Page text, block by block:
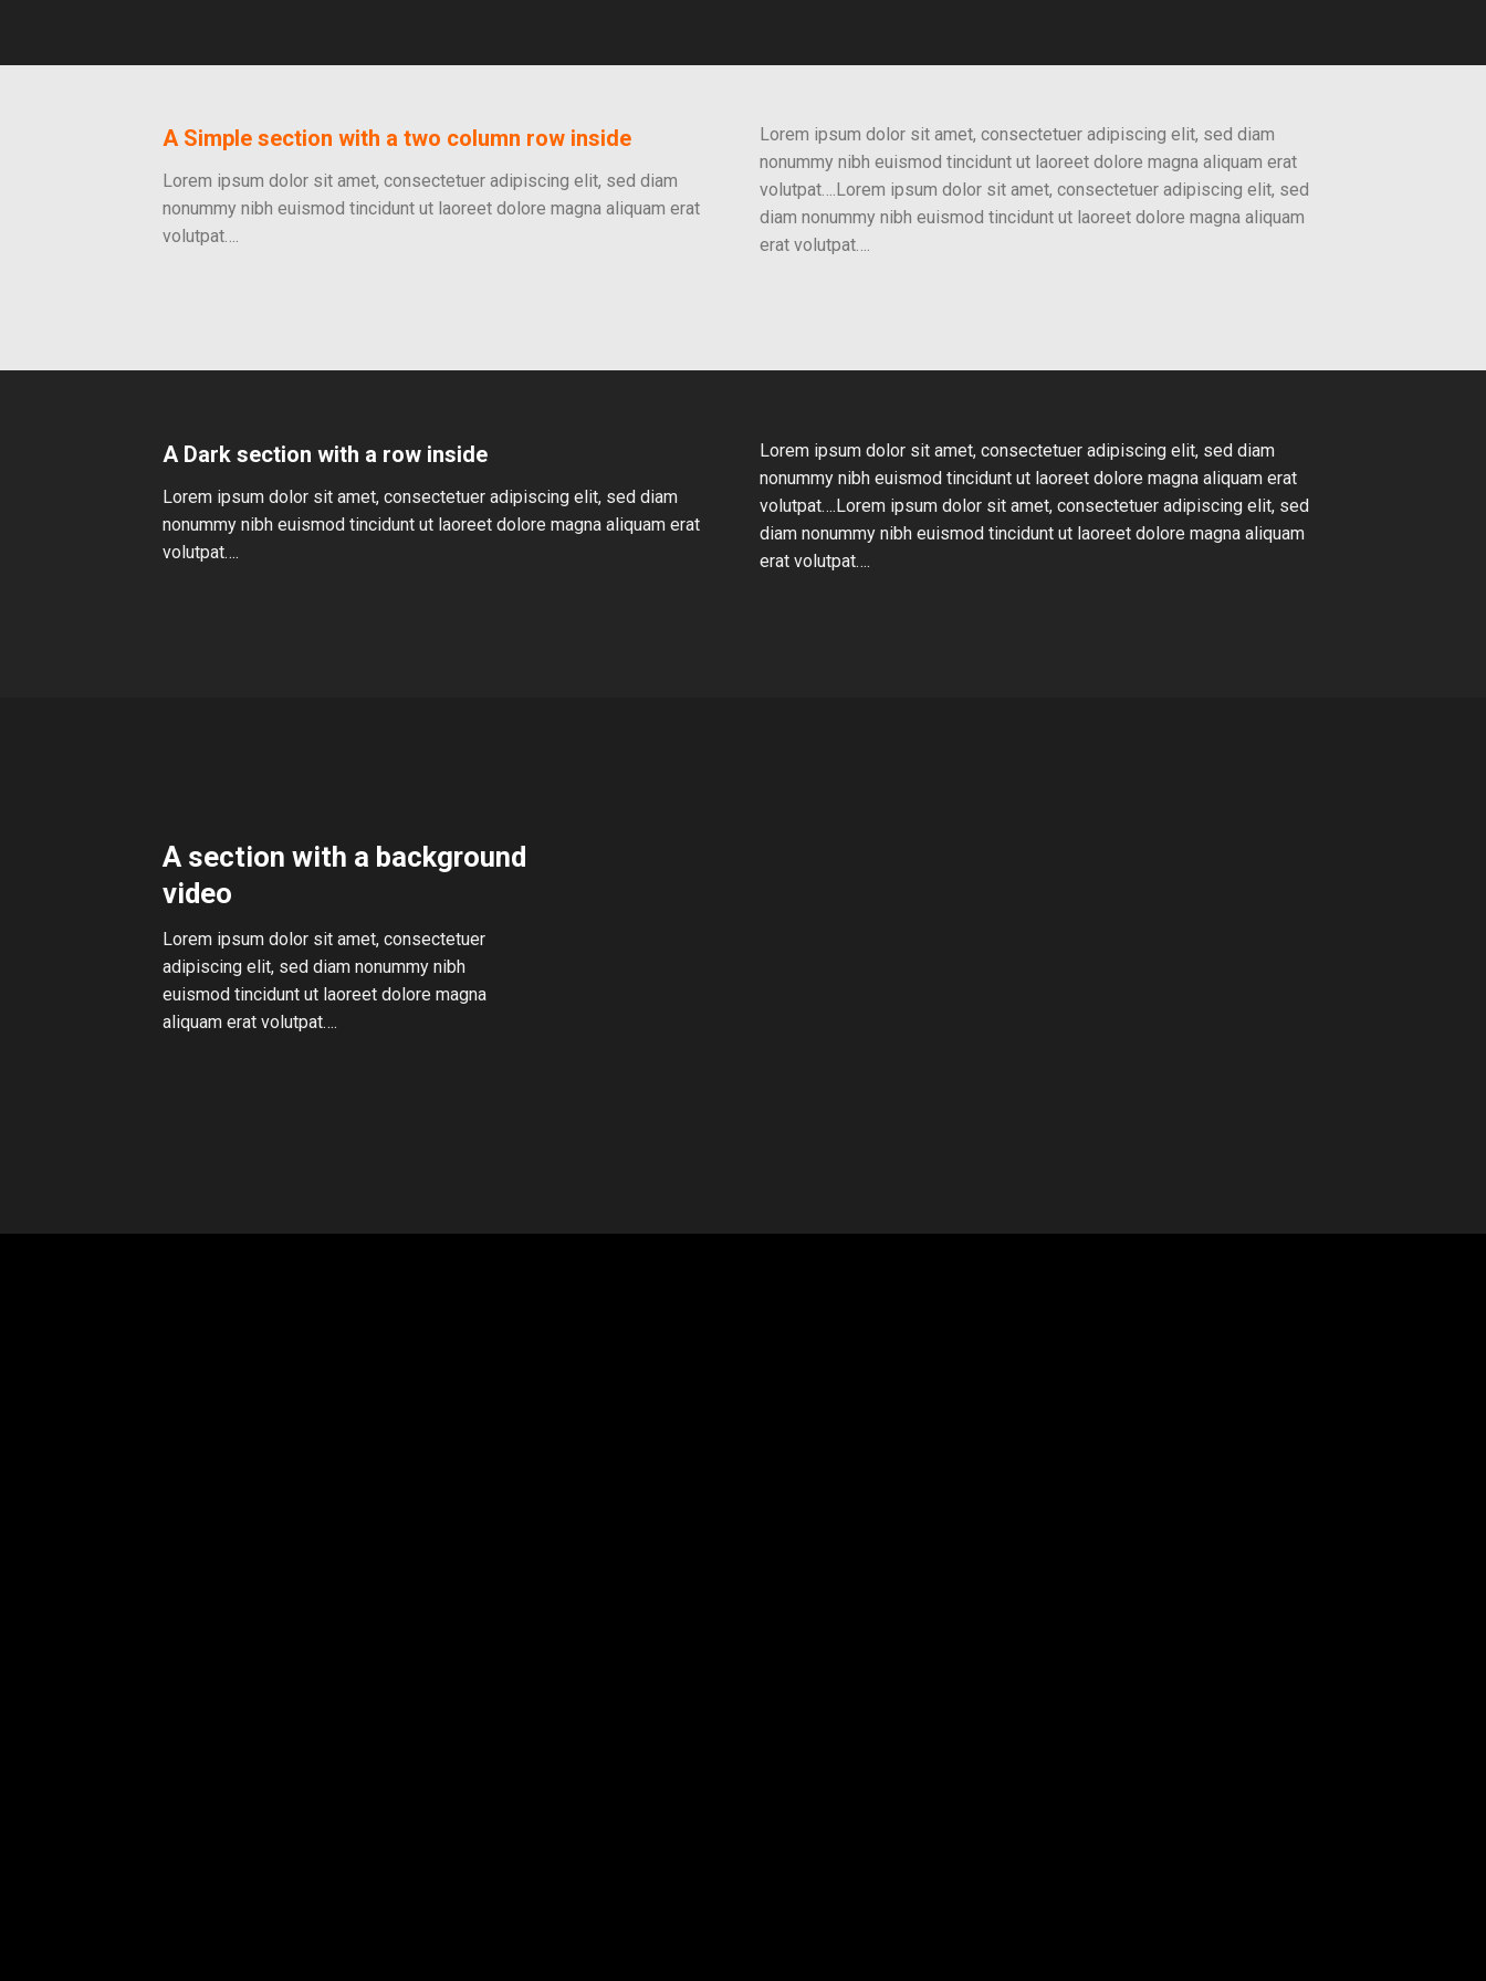
A Simple section with a two column row inside
Lorem ipsum dolor sit amet, consectetuer adipiscing elit, sed diam
nonummy nibh euismod tincidunt ut laoreet dolore magna aliquam erat
volutpat….
Lorem ipsum dolor sit amet, consectetuer adipiscing elit, sed diam
nonummy nibh euismod tincidunt ut laoreet dolore magna aliquam erat
volutpat….Lorem ipsum dolor sit amet, consectetuer adipiscing elit, sed
diam nonummy nibh euismod tincidunt ut laoreet dolore magna aliquam
erat volutpat….
A Dark section with a row inside
Lorem ipsum dolor sit amet, consectetuer adipiscing elit, sed diam
nonummy nibh euismod tincidunt ut laoreet dolore magna aliquam erat
volutpat….
Lorem ipsum dolor sit amet, consectetuer adipiscing elit, sed diam
nonummy nibh euismod tincidunt ut laoreet dolore magna aliquam erat
volutpat….Lorem ipsum dolor sit amet, consectetuer adipiscing elit, sed
diam nonummy nibh euismod tincidunt ut laoreet dolore magna aliquam
erat volutpat….
A section with a background
video
Lorem ipsum dolor sit amet, consectetuer
adipiscing elit, sed diam nonummy nibh
euismod tincidunt ut laoreet dolore magna
aliquam erat volutpat….